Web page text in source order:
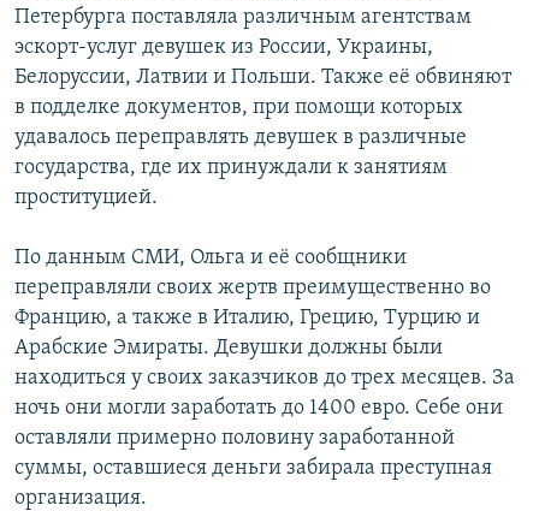
Петербурга поставляла различным агентствам
эскорт-услуг девушек из России, Украины,
Белоруссии, Латвии и Польши. Также её обвиняют
в подделке документов, при помощи которых
удавалось переправлять девушек в различные
государства, где их принуждали к занятиям
проституцией.
По данным СМИ, Ольга и её сообщники
переправляли своих жертв преимущественно во
Францию, а также в Италию, Грецию, Турцию и
Арабские Эмираты. Девушки должны были
находиться у своих заказчиков до трех месяцев. За
ночь они могли заработать до 1400 евро. Себе они
оставляли примерно половину заработанной
суммы, оставшиеся деньги забирала преступная
организация.